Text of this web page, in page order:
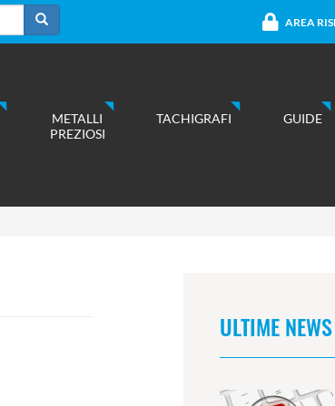
AREA
METALLI
PREZIOSI
TACHIGRAFI GUIDE
ULTIME NEWS